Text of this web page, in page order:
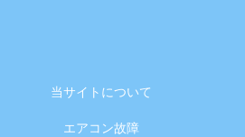
当サイトについて
エアコン故障